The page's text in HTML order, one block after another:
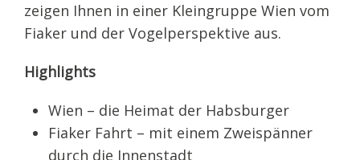
zeigen Ihnen in einer Kleingruppe Wien vom
Fiaker und der Vogelperspektive aus.
Highlights
Wien – die Heimat der Habsburger
Fiaker Fahrt – mit einem Zweispänner
durch die Innenstadt